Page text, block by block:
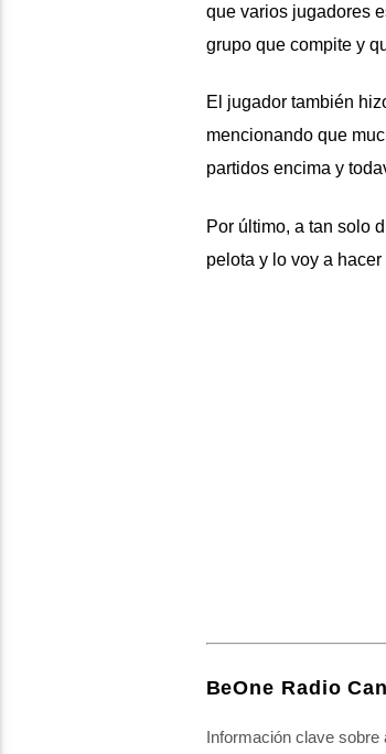
que varios jugadores
grupo que compite y
El jugador también
mencionando que
partidos encima y
Por último, a tan solo
pelota y lo voy a
BeOne Radio
Información clave sobre